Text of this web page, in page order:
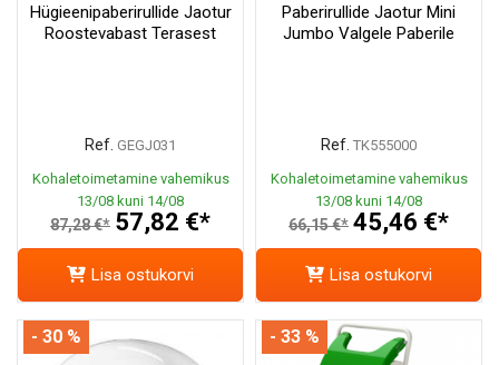
Hügieenipaberirullide Jaotur
Roostevabast Terasest
Ref. GEGJ031
Kohaletoimetamine vahemikus
13/08 kuni 14/08
87,28 €* 57,82 €*
Lisa ostukorvi
Paberirullide Jaotur Mini
Jumbo Valgele Paberile
Ref. TK555000
Kohaletoimetamine vahemikus
13/08 kuni 14/08
66,15 €* 45,46 €*
Lisa ostukorvi
- 30 % - 33 %